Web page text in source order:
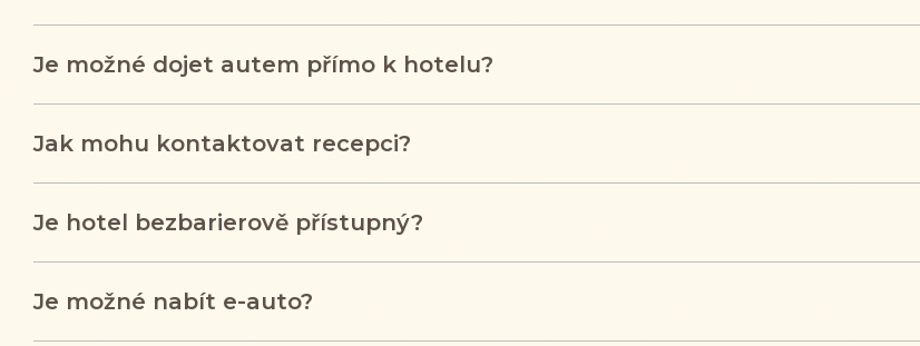
Je možné dojet autem přímo k hotelu?
Jak mohu kontaktovat recepci?
Je hotel bezbarierově přístupný?
Je možné nabít e-auto?